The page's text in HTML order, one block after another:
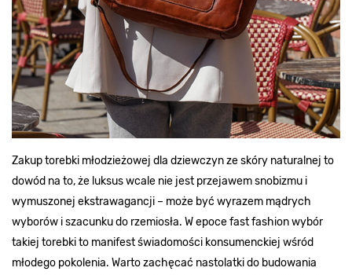
Zakup torebki młodzieżowej dla dziewczyn ze skóry naturalnej to
dowód na to, że luksus wcale nie jest przejawem snobizmu i
wymuszonej ekstrawagancji – może być wyrazem mądrych
wyborów i szacunku do rzemiosła. W epoce fast fashion wybór
takiej torebki to manifest świadomości konsumenckiej wśród
młodego pokolenia. Warto zachęcać nastolatki do budowania